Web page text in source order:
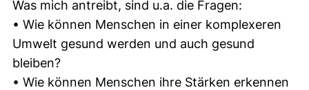
Was mich antreibt, sind u.a. die Fragen:
• Wie können Menschen in einer komplexeren
Umwelt gesund werden und auch gesund
bleiben?
• Wie können Menschen ihre Stärken erkennen